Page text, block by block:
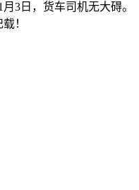
3日，货车司机无大碍。
！